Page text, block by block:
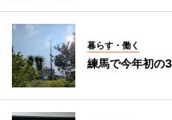
暮らす・働く
練馬で今年初